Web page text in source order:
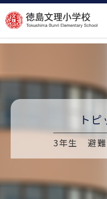
コ
ン
テ
ツ
ス
プ
ト
3年生 避難